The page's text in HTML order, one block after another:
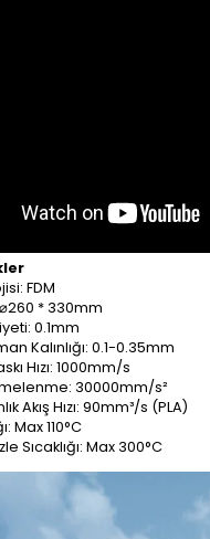
FDM
* 330mm
0.1mm
Kalınlığı: 0.1-0.35mm
Hızı: 1000mm/s
30000mm/s²
Akış Hızı: 90mm³/s (PLA)
Max 110°C
Sıcaklığı: Max 300°C